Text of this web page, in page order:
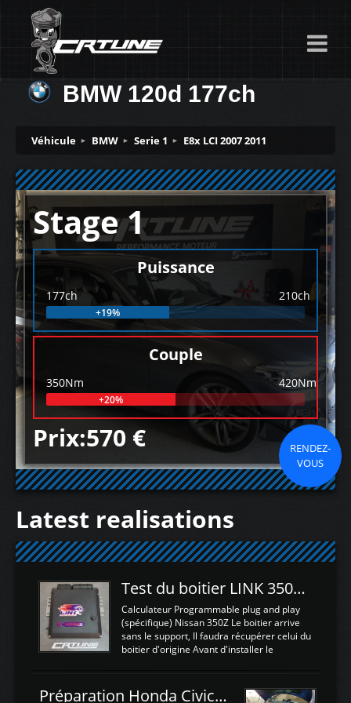
BMW 120d 177ch
Véhicule BMW Serie 1 E8x LCI 2007 2011
Stage 1
Puissance
177ch 210ch
+19%
Couple
350Nm 420Nm
+20%
Prix:570 €
RENDEZ-
VOUS
Latest realisations
Test du boitier LINK 350Z Plugin ECU
Calculateur Programmable plug and play
(spécifique) Nissan 350Z Le boitier arrive
sans le support, Il faudra récupérer celui du
boitier d'origine Avant d'installer le
d'envoyer l'information de la large bande
Préparation Honda Civic Type R FK2